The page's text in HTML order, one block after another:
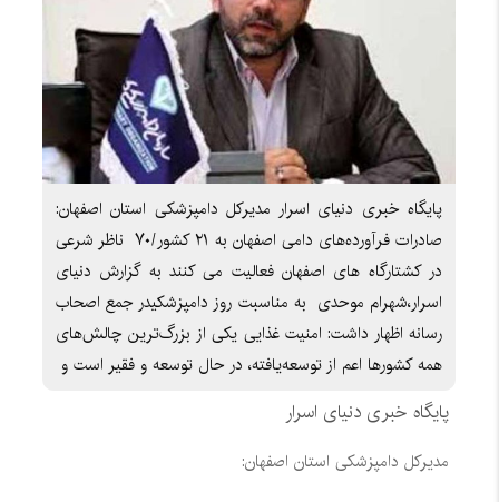
پایگاه خبری دنیای اسرار مدیرکل دامپزشکی استان اصفهان:
صادرات فرآورده‌های دامی اصفهان به ۲۱ کشور/۷۰ ناظر شرعی
در کشتارگاه های اصفهان فعالیت می کنند به گزارش دنیای
اسرار،شهرام موحدی به مناسبت روز دامپزشکیدر جمع اصحاب
رسانه اظهار داشت: امنیت غذایی یکی از بزرگ‌ترین چالش‌های
همه کشورها اعم از توسعه‌یافته، در حال توسعه و فقیر است و
پایگاه خبری دنیای اسرار
مدیرکل دامپزشکی استان اصفهان: